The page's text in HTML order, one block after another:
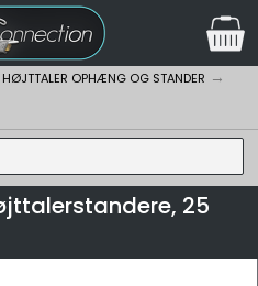
HØJTTALER OPHÆNG OG STANDER
25